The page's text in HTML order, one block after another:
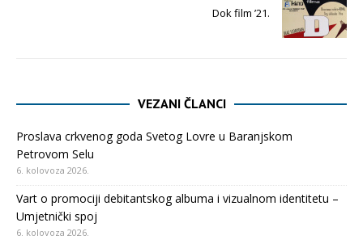
Dok film ’21.
VEZANI ČLANCI
Proslava crkvenog goda Svetog Lovre u Baranjskom
Petrovom Selu
6. kolovoza 2026.
Vart o promociji debitantskog albuma i vizualnom identitetu –
Umjetnički spoj
6. kolovoza 2026.